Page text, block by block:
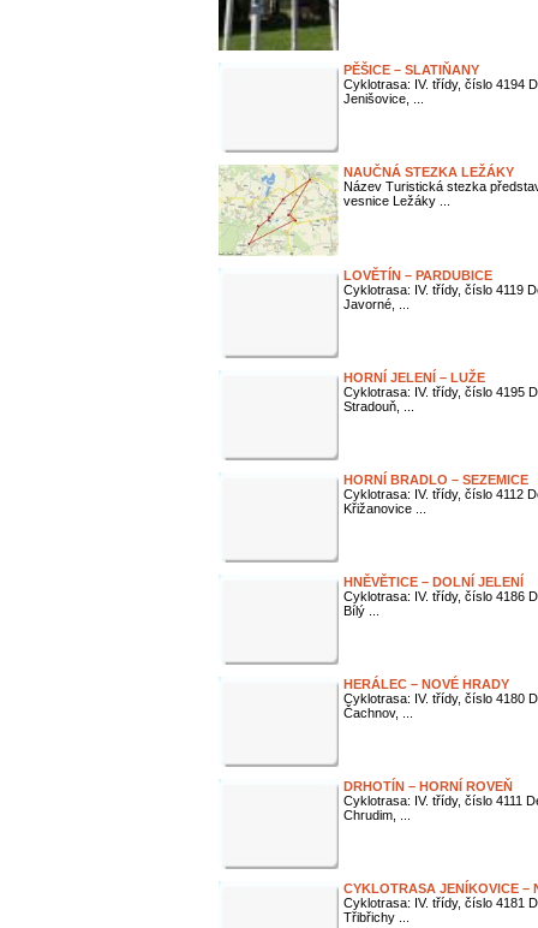
PĚŠICE – SLATIŇANY
Cyklotrasa: IV. třídy, číslo 4194
Jenišovice, ...
NAUČNÁ STEZKA LEŽÁKY
Název Turistická stezka
vesnice Ležáky ...
LOVĚTÍN – PARDUBICE
Cyklotrasa: IV. třídy, číslo 4119
Javorné, ...
HORNÍ JELENÍ – LUŽE
Cyklotrasa: IV. třídy, číslo 4195
Stradouň, ...
HORNÍ BRADLO – SEZEMICE
Cyklotrasa: IV. třídy, číslo 4112
Křižanovice ...
HNĚVĚTICE – DOLNÍ JELENÍ
Cyklotrasa: IV. třídy, číslo 4186
Bílý ...
HERÁLEC – NOVÉ HRADY
Cyklotrasa: IV. třídy, číslo 4180
Čachnov, ...
DRHOTÍN – HORNÍ ROVEŇ
Cyklotrasa: IV. třídy, číslo 4111
Chrudim, ...
CYKLOTRASA JENÍKOVICE –
Cyklotrasa: IV. třídy, číslo 4181
Třibřichy ...